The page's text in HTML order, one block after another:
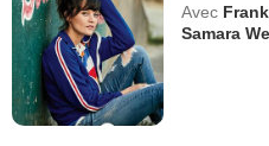
Avec
Samara